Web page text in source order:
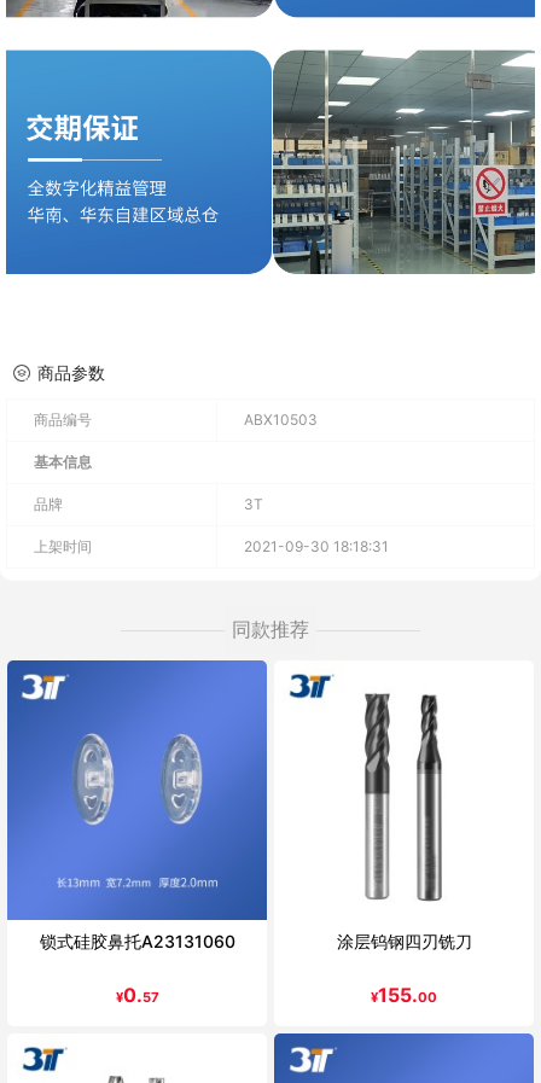
商品参数
商品编号 ABX10503
基本信息
品牌 3T
上架时间 2021-09-30 18:18:31
同款推荐
锁式硅胶鼻托A23131060
¥0.57
涂层钨钢四刃铣刀
¥155.00